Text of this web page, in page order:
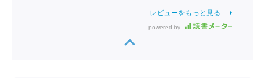
レビューをもっと見る
powered by